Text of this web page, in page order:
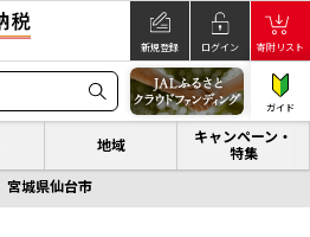
新規登録 ログイン 寄附リスト
ガイド
地域
キャンペーン・
特集
宮城県仙台市